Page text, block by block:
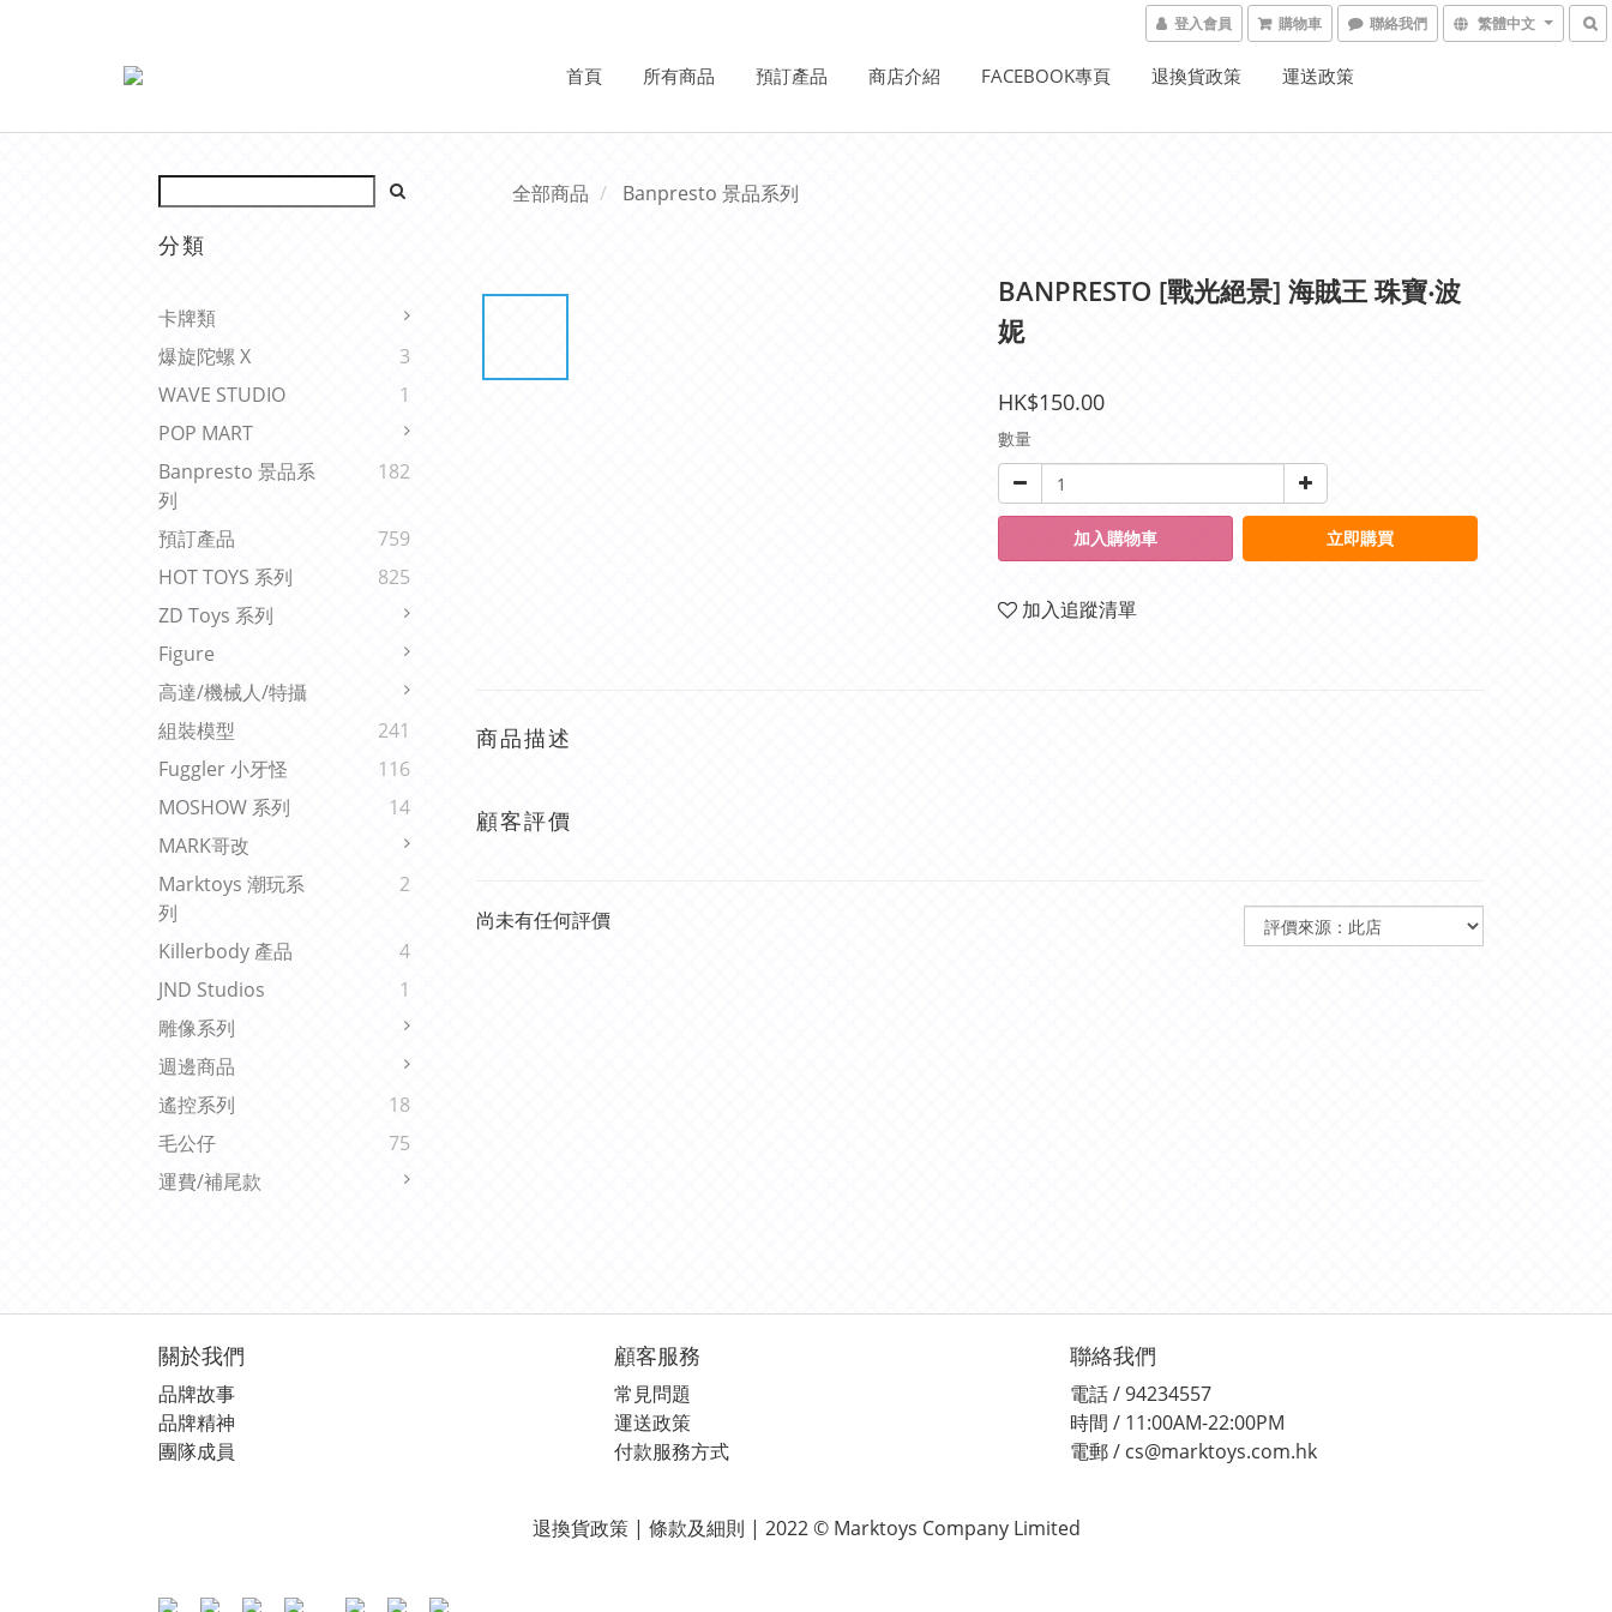
登入會員 購物車 聯絡我們 繁體中文
首頁 所有商品 預訂產品 商店介紹 FACEBOOK專頁 退換貨政策 運送政策
分類
卡牌類
爆旋陀螺 X
3
WAVE STUDIO
1
POP MART
Banpresto 景品系
列
182
預訂產品
759
HOT TOYS 系列
825
ZD Toys 系列
Figure
高達/機械人/特攝
組裝模型
241
Fuggler 小牙怪
116
MOSHOW 系列
14
MARK哥改
Marktoys 潮玩系
列
2
Killerbody 產品
4
JND Studios
1
雕像系列
週邊商品
遙控系列
18
毛公仔
75
運費/補尾款
全部商品 Banpresto 景品系列
BANPRESTO [戰光絕景] 海賊王 珠寶‧波
妮
HK$150.00
數量
加入購物車 立即購買
加入追蹤清單
商品描述
顧客評價
尚未有任何評價
關於我們
品牌故事
品牌精神
團隊成員
顧客服務
常見問題
運送政策
付款服務方式
聯絡我們
電話 / 94234557
時間 / 11:00AM-22:00PM
電郵 / cs@marktoys.com.hk
退換貨政策 | 條款及細則 | 2022 © Marktoys Company Limited